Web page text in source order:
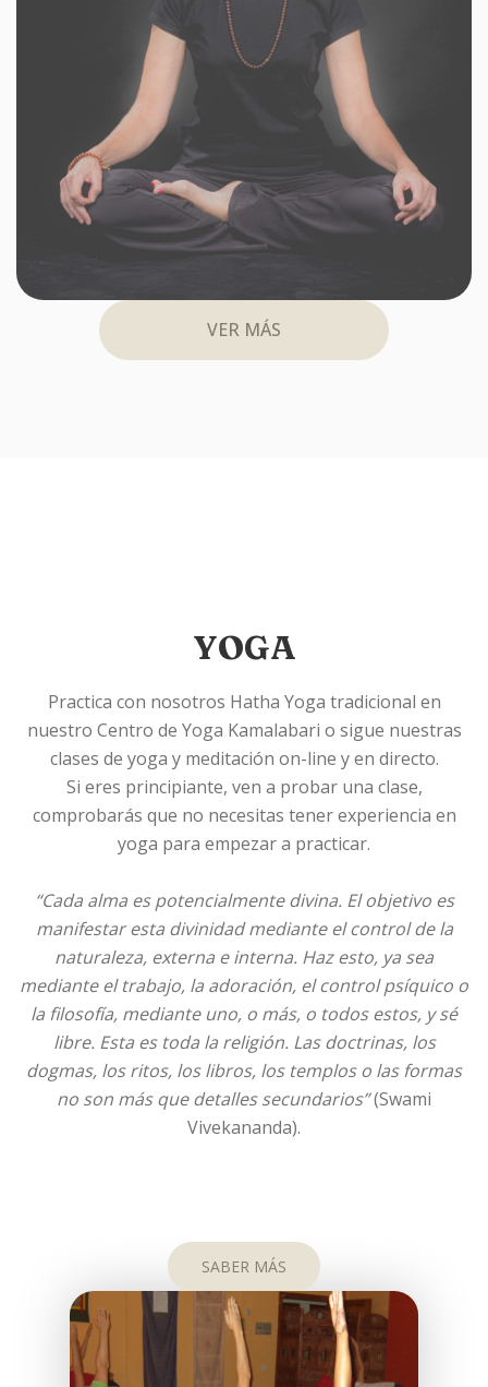
VER MÁS
YOGA
Practica con nosotros Hatha Yoga tradicional en
nuestro Centro de Yoga Kamalabari o sigue nuestras
clases de yoga y meditación on-line y en directo.
Si eres principiante, ven a probar una clase,
comprobarás que no necesitas tener experiencia en
yoga para empezar a practicar.
“Cada alma es potencialmente divina. El objetivo es
manifestar esta divinidad mediante el control de la
naturaleza, externa e interna. Haz esto, ya sea
mediante el trabajo, la adoración, el control psíquico o
la filosofía, mediante uno, o más, o todos estos, y sé
libre. Esta es toda la religión. Las doctrinas, los
dogmas, los ritos, los libros, los templos o las formas
no son más que detalles secundarios”(Swami
Vivekananda).
SABER MÁS